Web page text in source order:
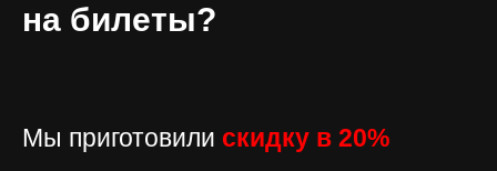
на билеты?
Мы приготовили скидку в 20%